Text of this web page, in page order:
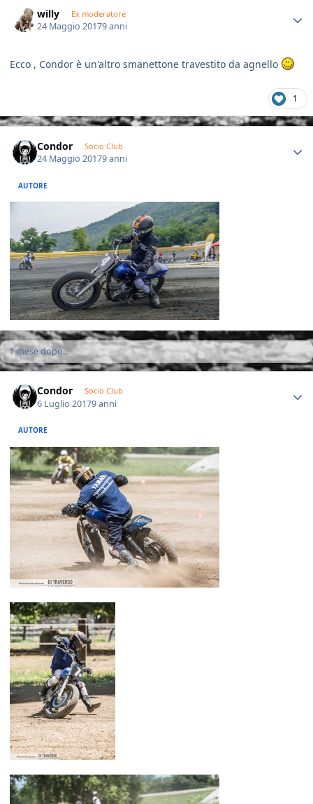
willy Ex moderatore
24 Maggio 20179 anni
Ecco , Condor è un'altro smanettone travestito da agnello
1
Condor Socio Club
24 Maggio 20179 anni
AUTORE
1 mese dopo...
Condor Socio Club
6 Luglio 20179 anni
AUTORE